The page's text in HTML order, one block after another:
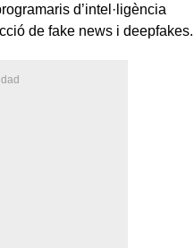
d’intel·ligència
de fake news i deepfakes.